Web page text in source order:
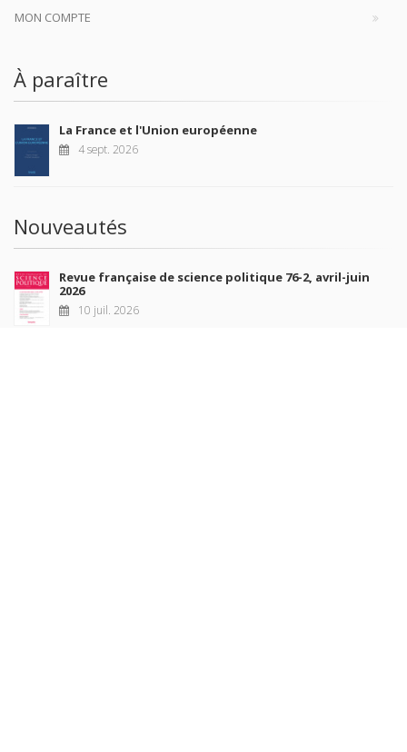
MON COMPTE
À paraître
La France et l'Union européenne
4 sept. 2026
Nouveautés
Revue française de science politique 76-2, avril-juin
2026
10 juil. 2026